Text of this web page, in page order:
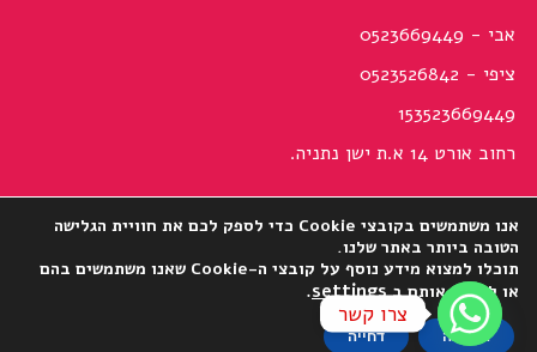
אבי - 0523669449
ציפי - 0523526842
153523669449
רחוב אורט 14 א.ת ישן נתניה.
עקבו אחרינו
אנו משתמשים בקובצי Cookie כדי לספק לכם את חוויית הגלישה
הטובה ביותר באתר שלנו.
תוכלו למצוא מידע נוסף על קובצי ה-Cookie שאנו משתמשים בהם
או לכבות אותם בsettings
.
הסכמה דחייה
צרו קשר